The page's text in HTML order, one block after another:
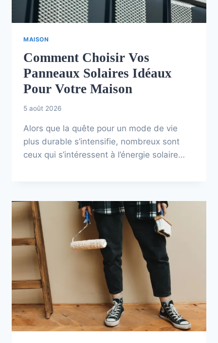
MAISON
Comment Choisir Vos
Panneaux Solaires Idéaux
Pour Votre Maison
5 août 2026
Alors que la quête pour un mode de vie
plus durable s’intensifie, nombreux sont
ceux qui s’intéressent à l’énergie solaire…